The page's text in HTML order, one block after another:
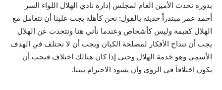
بدوره تحدث الأمين العام لمجلس إدارة نادي الهلال اللواء السر
أحمد عمر مبتدراً حديثه بالقول: نحن كأهلة يجب علينا أن نتعامل مع
الهلال كقيمة وليس كأشخاص وعندما نأتي هنا ونتحدث عن الهلال
يجب أن تنداح الأفكار لمصلحة الكيان ويجب أن لا نختلف في الهدف
الأسمى وهو خدمة الهلال وحتى إذا كان هنالك اختلاف فيجب أن
يكون اختلافاً في الرؤى وأن يسود الاحترام بيننا.